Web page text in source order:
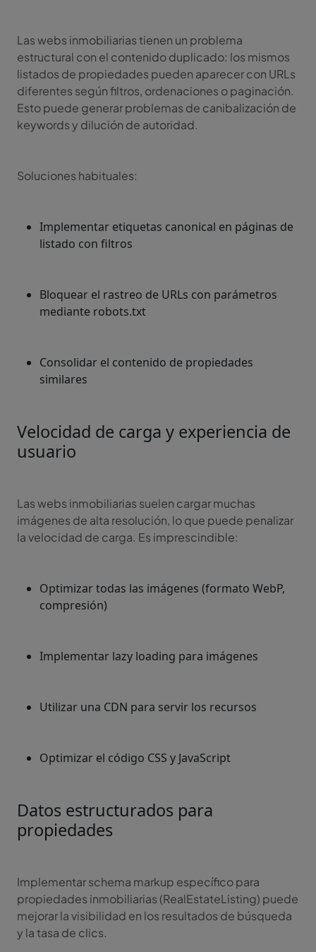
Las webs inmobiliarias tienen un problema
estructural con el contenido duplicado: los mismos
listados de propiedades pueden aparecer con URLs
diferentes según filtros, ordenaciones o paginación.
Esto puede generar problemas de canibalización de
keywords y dilución de autoridad.
Soluciones habituales:
Implementar etiquetas canonical en páginas de
listado con filtros
Bloquear el rastreo de URLs con parámetros
mediante robots.txt
Consolidar el contenido de propiedades
similares
Velocidad de carga y experiencia de
usuario
Las webs inmobiliarias suelen cargar muchas
imágenes de alta resolución, lo que puede penalizar
la velocidad de carga. Es imprescindible:
Optimizar todas las imágenes (formato WebP,
compresión)
Implementar lazy loading para imágenes
Utilizar una CDN para servir los recursos
Optimizar el código CSS y JavaScript
Datos estructurados para
propiedades
Implementar schema markup específico para
propiedades inmobiliarias (RealEstateListing) puede
mejorar la visibilidad en los resultados de búsqueda
y la tasa de clics.